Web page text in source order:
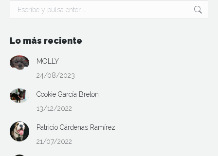
Buscar:
Lo más reciente
MOLLY
24/08/2023
Cookie García Breton
13/12/2022
Patricio Cárdenas Ramírez
21/07/2022